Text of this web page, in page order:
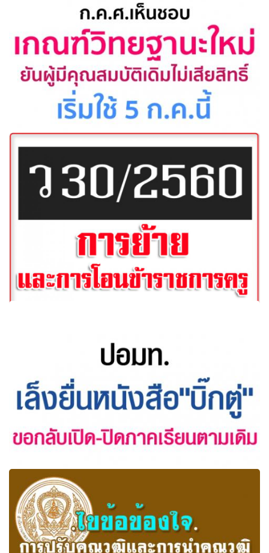
สิทธิ์ เริ่มใช้ 5 ก.ค.นี้
และการโอนข้าราชการครูและบุคลากร...
5ก.ย. นี้ ขอกลับไปเปิด-ปิดภาคเรียนตามเดิม แจงไม่สน”หมอ
ธี”ให้คุย ทปอ. ย้ำคุยไม่รู้เรื่อง